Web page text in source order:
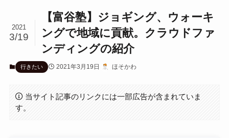
【富谷塾】ジョギング、ウォーキ
ングで地域に貢献。クラウドファ
ンディングの紹介
2021
3/19
行きたい 2021年3月19日 ほそかわ
当サイト記事のリンクには一部広告が含まれていま
す。